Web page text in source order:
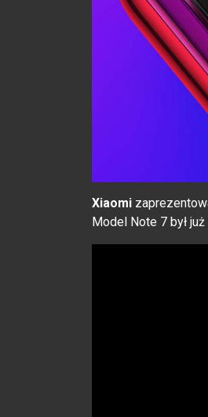
Xiaomi
Model Note 7 był